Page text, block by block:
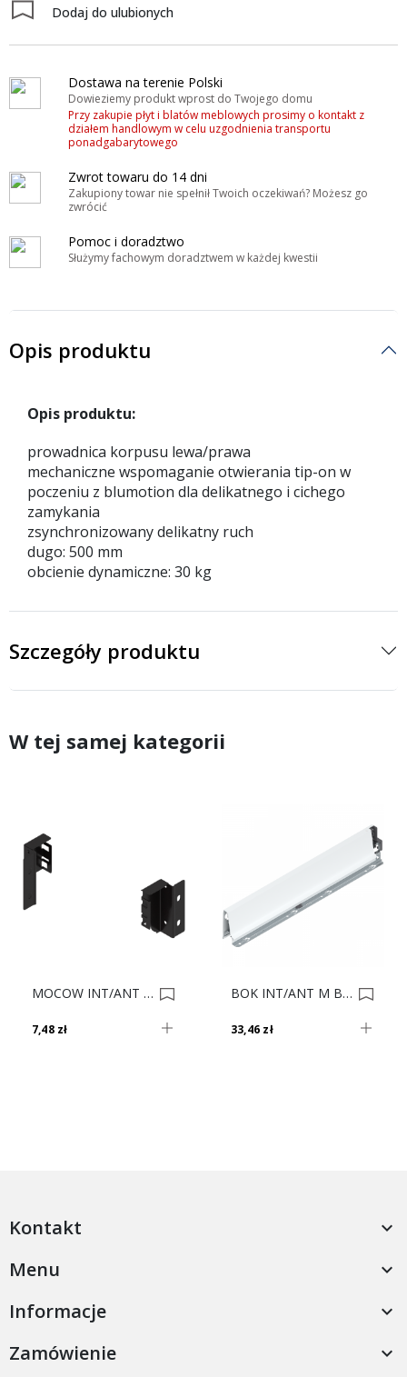
Dodaj do ulubionych
Dostawa na terenie Polski
Dowieziemy produkt wprost do Twojego domu
Przy zakupie płyt i blatów meblowych prosimy o kontakt z
działem handlowym w celu uzgodnienia transportu
ponadgabarytowego
Zwrot towaru do 14 dni
Zakupiony towar nie spełnił Twoich oczekiwań? Możesz go
zwrócić
Pomoc i doradztwo
Służymy fachowym doradztwem w każdej kwestii
Opis produktu
Opis produktu:
prowadnica korpusu lewa/prawa
mechaniczne wspomaganie otwierania tip-on w
poczeniu z blumotion dla delikatnego i cichego
zamykania
zsynchronizowany delikatny ruch
dugo: 500 mm
obcienie dynamiczne: 30 kg
Szczegóły produktu
W tej samej kategorii
MOCOW INT/ANT TYŁ M Czarne Z30M000S P+L** 0006505
7,48 zł
BOK INT/ANT M Biały 40 L 378M4002SA L 0014718
33,46 zł
Kontakt 
Menu 
Informacje 
Zamówienie 